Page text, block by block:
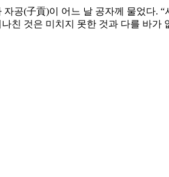
공(子貢)이 어느 날 공자께 물었다.
친 것은 미치지 못한 것과 다를 바가